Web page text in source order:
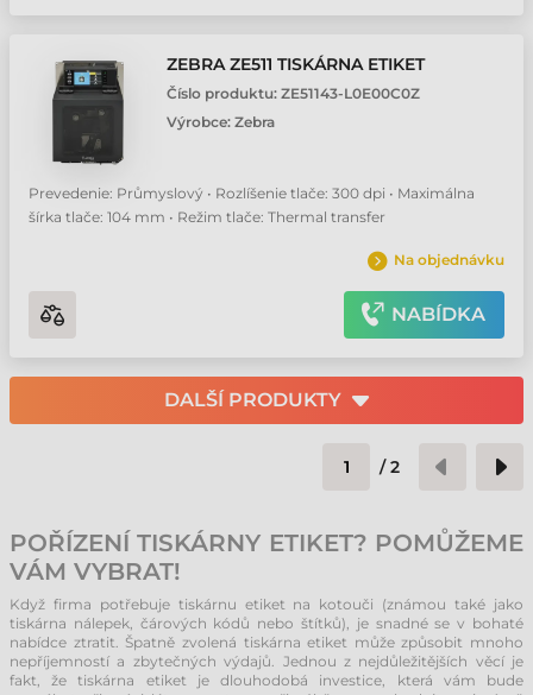
ZEBRA ZE511 TISKÁRNA ETIKET
Číslo produktu: ZE51143-L0E00C0Z
Výrobce: Zebra
Prevedenie: Průmyslový • Rozlíšenie tlače: 300 dpi • Maximálna
šírka tlače: 104 mm • Režim tlače: Thermal transfer
Na objednávku
NABÍDKA
DALŠÍ PRODUKTY
/2
POŘÍZENÍ TISKÁRNY ETIKET? POMŮŽEME
VÁM VYBRAT!
Když firma potřebuje tiskárnu etiket na kotouči (známou také jako
tiskárna nálepek, čárových kódů nebo štítků), je snadné se v bohaté
nabídce ztratit. Špatně zvolená tiskárna etiket může způsobit mnoho
nepříjemností a zbytečných výdajů. Jednou z nejdůležitějších věcí je
fakt, že tiskárna etiket je dlouhodobá investice, která vám bude